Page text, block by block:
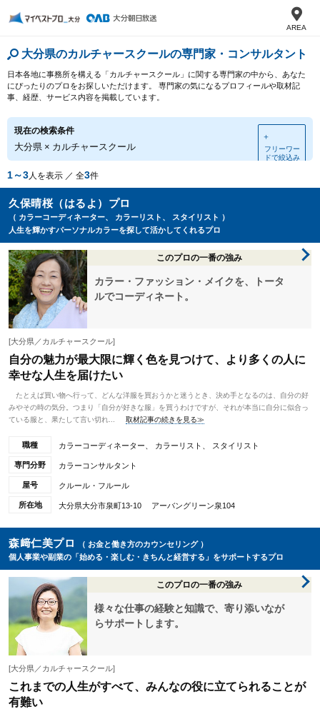
AREA
大分県のカルチャースクールの専門家・コンサルタント
日本各地に事務所を構える「カルチャースクール」に関する専門家の中から、あなた
にぴったりのプロをお探しいただけます。 専門家の気になるプロフィールや取材記
事、経歴、サービス内容を掲載しています。
現在の検索条件
大分県 × カルチャースクール
＋
フリーワー
ドで絞込み
1～3人を表示 ／ 全3件
久保晴桜（はるよ）プロ
（ カラーコーディネーター、 カラーリスト、 スタイリスト ）
人生を輝かすパーソナルカラーを探して活かしてくれるプロ
このプロの一番の強み
カラー・ファッション・メイクを、トータ
ルでコーディネート。
[大分県／カルチャースクール]
自分の魅力が最大限に輝く色を見つけて、より多くの人に
幸せな人生を届けたい
たとえば買い物へ行って、どんな洋服を買おうかと迷うとき、決め手となるのは、自分の好
みやその時の気分。つまり「自分が好きな服」を買うわけですが、それが本当に自分に似合っ
ている服と、果たして言い切れ...
取材記事の続きを見る≫
職種 カラーコーディネーター、 カラーリスト、 スタイリスト
専門分野 カラーコンサルタント
屋号 クルール・フルール
所在地 大分県大分市泉町13‐10 アーバングリーン泉104
森﨑仁美プロ
（ お金と働き方のカウンセリング ）
個人事業や副業の「始める・楽しむ・きちんと経営する」をサポートするプロ
このプロの一番の強み
様々な仕事の経験と知識で、寄り添いなが
らサポートします。
[大分県／カルチャースクール]
これまでの人生がすべて、みんなの役に立てられることが
有難い